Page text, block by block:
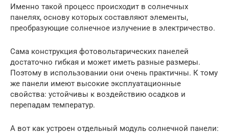
Именно такой процесс происходит в солнечных
панелях, основу которых составляют элементы,
преобразующие солнечное излучение в электричество.
Сама конструкция фотовольтарических панелей
достаточно гибкая и может иметь разные размеры.
Поэтому в использовании они очень практичны. К тому
же панели имеют высокие эксплуатационные
свойства: устойчивы к воздействию осадков и
перепадам температур.
А вот как устроен отдельный модуль солнечной панели: